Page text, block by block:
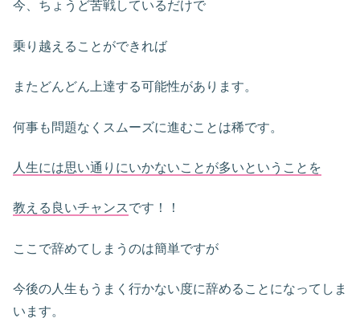
今、ちょうど苦戦しているだけで
乗り越えることができれば
またどんどん上達する可能性があります。
何事も問題なくスムーズに進むことは稀です。
人生には思い通りにいかないことが多いということを
教える良いチャンスです！！
ここで辞めてしまうのは簡単ですが
今後の人生もうまく行かない度に辞めることになってしま
います。